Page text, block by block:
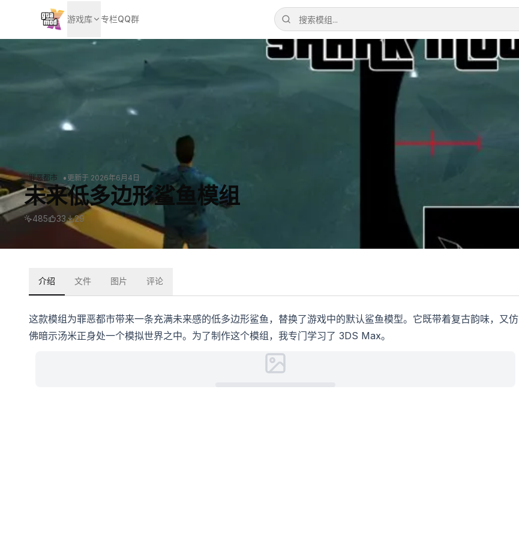
游戏库 专栏QQ群
罪恶都市 • 更新于 2026年6月4日
未来低多边形鲨鱼模组
485 33 29
介绍 文件 图片 评论
这款模组为罪恶都市带来一条充满未来感的低多边形鲨鱼，替换了游戏中的默认鲨鱼模型。它既带着复古韵味，又仿
佛暗示汤米正身处一个模拟世界之中。为了制作这个模组，我专门学习了 3DS Max。